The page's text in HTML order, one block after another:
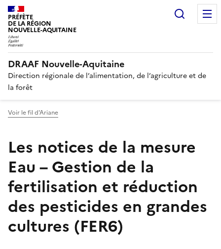
PRÉFÈTE
DE LA RÉGION
NOUVELLE-AQUITAINE
DRAAF Nouvelle-Aquitaine
Direction régionale de l’alimentation, de l’agriculture et de
la forêt
Voir le fil d'Ariane
Les notices de la mesure
Eau – Gestion de la
fertilisation et réduction
des pesticides en grandes
cultures (FER6)